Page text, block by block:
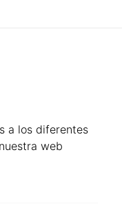
a los diferentes
web